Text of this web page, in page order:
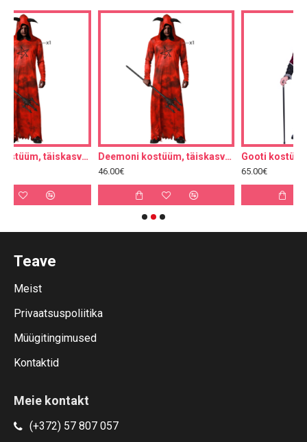
Deemoni kostüüm, täiskasvanutele, M-L Deemoni kostüüm, täiskasvanutele, XL Gooti kostüüm, 48-50
Teave
Meist
Privaatsuspoliitika
Müügitingimused
Kontaktid
Meie kontakt
(+372) 57 807 057